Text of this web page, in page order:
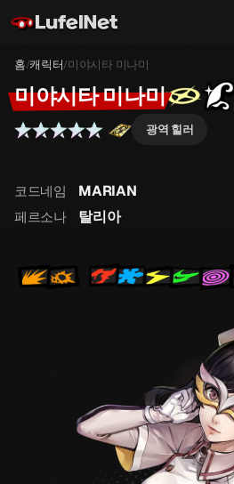
홈/캐릭터/미야시타 미나미
미야시타 미나미
광역 힐러
코드네임 MARIAN
페르소나 탈리아